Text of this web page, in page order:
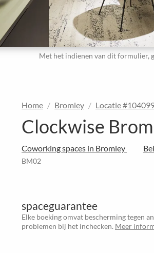
Met het indienen van dit formulier,
Home Bromley Locatie
Clockwise
Coworking spaces in Bromley
BM02
spaceguarantee
Elke boeking omvat bescherming tegen
problemen bij het inchecken. Meer